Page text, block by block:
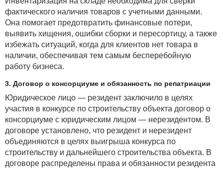
фактического наличия товаров с учетными данными.
Она помогает предотвратить финансовые потери,
выявить хищения, ошибки сборки и пересортицу, а также
избежать ситуаций, когда для клиентов нет товара в
наличии, обеспечивая тем самым бесперебойную
работу бизнеса.
3. Договор о консорциуме и обязанность по репатриации
Юридическое лицо — резидент заключило в целях
участия в конкурсе по строительству объекта договор о
консорциуме с юридическим лицом — нерезидентом. В
договоре установлено, что резидент и нерезидент
объединяются в целях выигрыша конкурса по
строительству и дальнейшего строительства объекта. В
договоре распределены права и обязанности резидента